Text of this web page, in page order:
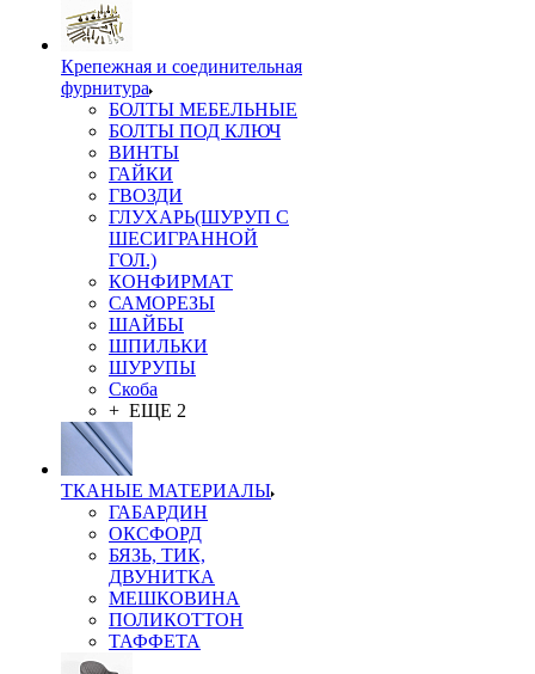
Крепежная и соединительная
фурнитура
БОЛТЫ МЕБЕЛЬНЫЕ
БОЛТЫ ПОД КЛЮЧ
ВИНТЫ
ГАЙКИ
ГВОЗДИ
ГЛУХАРЬ(ШУРУП С
ШЕСИГРАННОЙ
ГОЛ.)
КОНФИРМАТ
САМОРЕЗЫ
ШАЙБЫ
ШПИЛЬКИ
ШУРУПЫ
Скоба
+ ЕЩЕ 2
ТКАНЫЕ МАТЕРИАЛЫ
ГАБАРДИН
ОКСФОРД
БЯЗЬ, ТИК,
ДВУНИТКА
МЕШКОВИНА
ПОЛИКОТТОН
ТАФФЕТА